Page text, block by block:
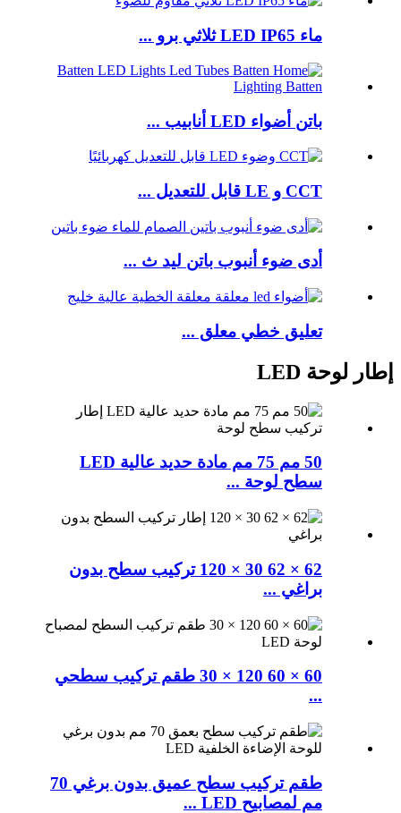
ماء LED IP65 ثلاثي برو ...
باتن أضواء LED أنابيب ...
CCT و LE قابل للتعديل ...
أدى ضوء أنبوب باتن ليد ث ...
تعليق خطي معلق ...
إطار لوحة LED
50 مم 75 مم مادة حديد عالية LED
سطح لوحة ...
62 × 62 30 × 120 تركيب سطح بدون
براغي ...
60 × 60 120 × 30 طقم تركيب سطحي
...
طقم تركيب سطح عميق بدون برغي 70
مم لمصابيح LED ...